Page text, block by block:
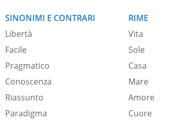
SINONIMI E CONTRARI
Libertà
Facile
Pragmatico
Conoscenza
Riassunto
Paradigma
RIME
Vita
Sole
Casa
Mare
Amore
Cuore